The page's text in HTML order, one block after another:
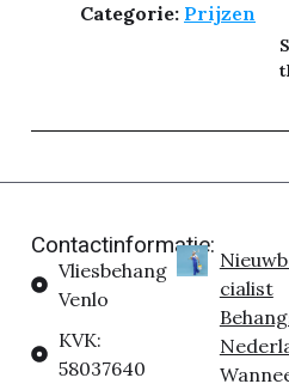
Categorie: Prijzen
Contactinformatie:
Vliesbehang
Venlo
KVK:
58037640
cialist